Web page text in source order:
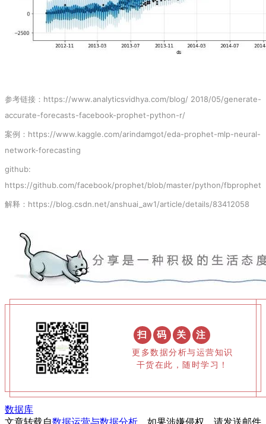
参考链接：https://www.analyticsvidhya.com/blog/ 2018/05/generate-
accurate-forecasts-facebook-prophet-python-r/
案例： https://www.kaggle.com/arindamgot/eda-prophet-mlp-neural-
network-forecasting
github:
https://github.com/facebook/prophet/blob/master/python/fbprophet/
解释： https://blog.csdn.net/anshuai_aw1/article/details/83412058
扫 码 关 注
更多数据分析与运营知识
干货在此，随时学习！
数据库